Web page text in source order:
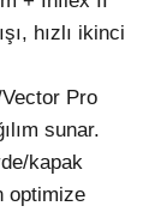
hızlı ikinci
Pro
sunar.
kapak
optimize